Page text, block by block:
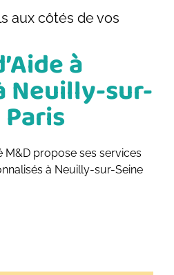
aux côtés de vos
à
Neuilly-sur-
M&D propose ses services
à Neuilly-sur-Seine